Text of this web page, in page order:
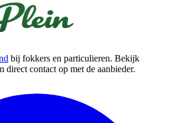
bij fokkers en particulieren. Bekijk
direct contact op met de aanbieder.